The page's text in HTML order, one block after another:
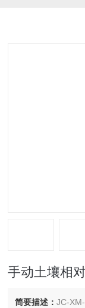
手动土壤相
简要描述：JC-